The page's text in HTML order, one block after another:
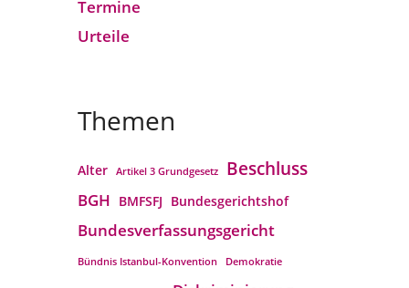
Termine
Urteile
Themen
Alter Artikel 3 Grundgesetz Beschluss
BGH BMFSFJ Bundesgerichtshof
Bundesverfassungs­gericht
Bündnis Istanbul-Konvention Demokratie